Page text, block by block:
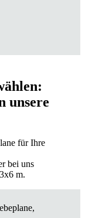
unsere
für Ihre
bei uns
m.